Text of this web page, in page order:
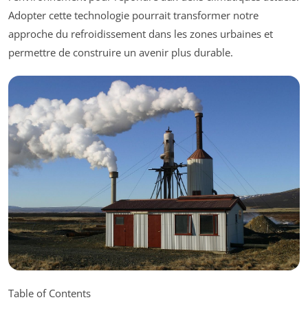
Adopter cette technologie pourrait transformer notre
approche du refroidissement dans les zones urbaines et
permettre de construire un avenir plus durable.
Table of Contents